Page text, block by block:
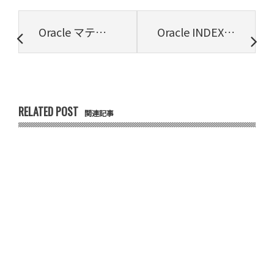
Oracle マテリアライズド・ビューはどのくらい早いのか？ Oracle INDEXを作成したときのパフォーマンスへの効果を探る
RELATED POST 関連記事